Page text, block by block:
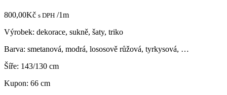
800,00Kč s DPH /1m
Výrobek: dekorace, sukně, šaty, triko
Barva: smetanová, modrá, lososově růžová, tyrkysová, …
Šíře: 143/130 cm
Kupon: 66 cm